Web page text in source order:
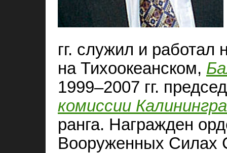
гг. служил и
на Тихоокеанском,
1999–2007 гг.
комиссии
ранга. Награжден
Вооруженных Силах